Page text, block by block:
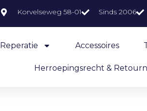
Korvelseweg 58-01 Sinds 2006
Reperatie Accessoires
Herroepingsrecht &